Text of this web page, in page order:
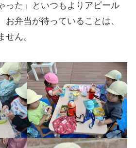
った」といつもよりアピール
お弁当が待っていることは、
せん。